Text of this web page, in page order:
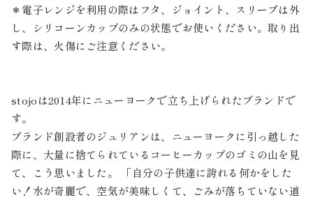
＊電子レンジを利用の際はフタ、ジョイント、スリーブは外
し、シリコーンカップのみの状態でお使いください。取り出
す際は、火傷にご注意ください。
stojoは2014年にニューヨークで立ち上げられたブランドで
す。
ブランド創設者のジュリアンは、ニューヨークに引っ越した
際に、大量に捨てられているコーヒーカップのゴミの山を見
て、こう思いました。 「自分の子供達に誇れる何かをした
い！水が奇麗で、空気が美味しくて、ごみが落ちていない道